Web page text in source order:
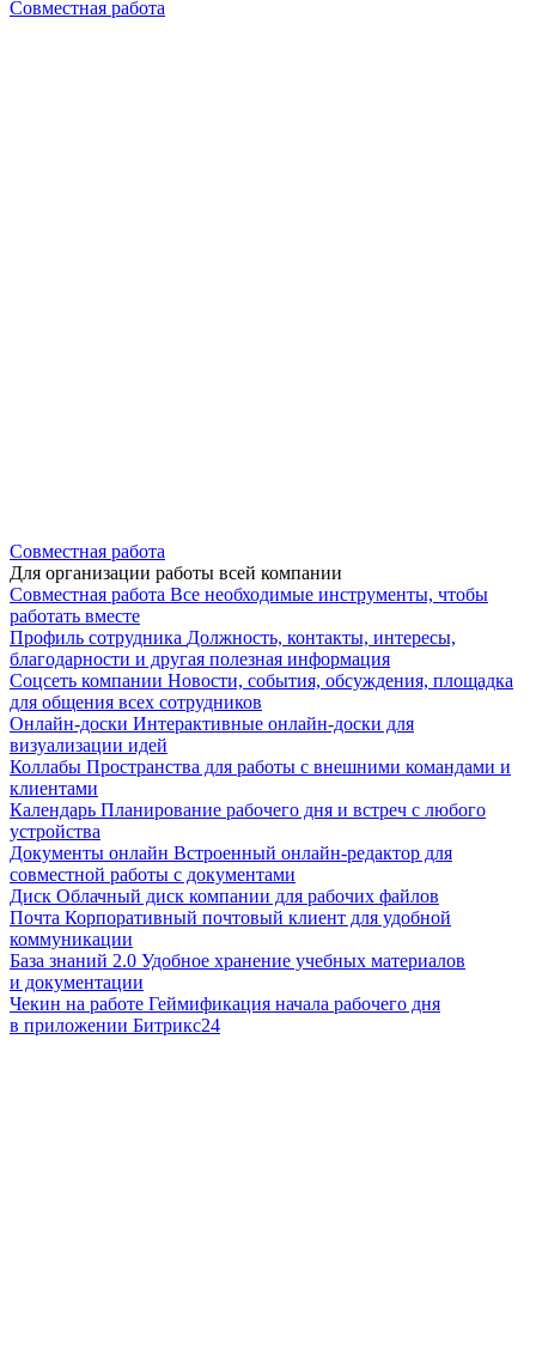
Совместная работа
Совместная работа
Для организации работы всей компании
Совместная работа Все необходимые инструменты, чтобы
работать вместе
Профиль сотрудника Должность, контакты, интересы,
благодарности и другая полезная информация
Соцсеть компании Новости, события, обсуждения, площадка
для общения всех сотрудников
Онлайн-доски Интерактивные онлайн-доски для
визуализации идей
Коллабы Пространства для работы с внешними командами и
клиентами
Календарь Планирование рабочего дня и встреч с любого
устройства
Документы онлайн Встроенный онлайн-редактор для
совместной работы с документами
Диск Облачный диск компании для рабочих файлов
Почта Корпоративный почтовый клиент для удобной
коммуникации
База знаний 2.0 Удобное хранение учебных материалов
и документации
Чекин на работе Геймификация начала рабочего дня
в приложении Битрикс24